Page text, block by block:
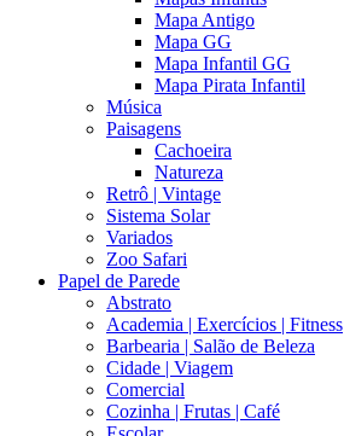
Mapa Antigo
Mapa GG
Mapa Infantil GG
Mapa Pirata Infantil
Música
Paisagens
Cachoeira
Natureza
Retrô | Vintage
Sistema Solar
Variados
Zoo Safari
Papel de Parede
Abstrato
Academia | Exercícios | Fitness
Barbearia | Salão de Beleza
Cidade | Viagem
Comercial
Cozinha | Frutas | Café